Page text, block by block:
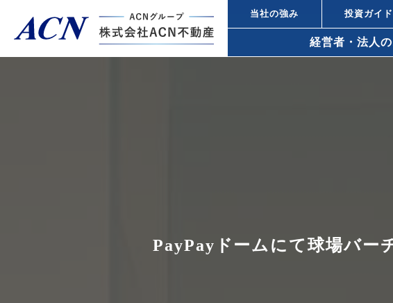
当社の強み 投資ガイド
経営者・法人
所得税対策
PayPayドームにて球場バー